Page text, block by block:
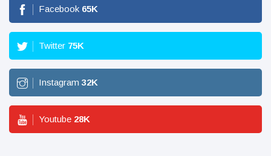
Facebook 65K
Twitter 75K
Instagram 32K
Youtube 28K